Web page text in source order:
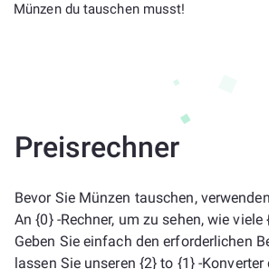
Münzen du tauschen musst!
Preisrechner
Bevor Sie Münzen tauschen,
An {0} -Rechner, um zu sehen, wie viele
Geben Sie einfach den erforderlichen
lassen Sie unseren {2} to {1} -